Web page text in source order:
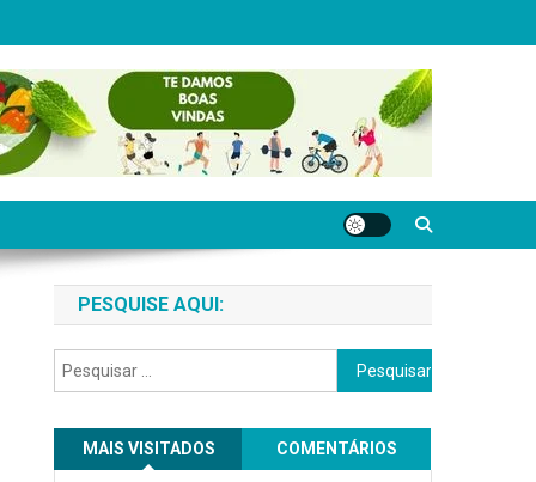
PESQUISE AQUI:
Pesquisar
por:
MAIS VISITADOS COMENTÁRIOS